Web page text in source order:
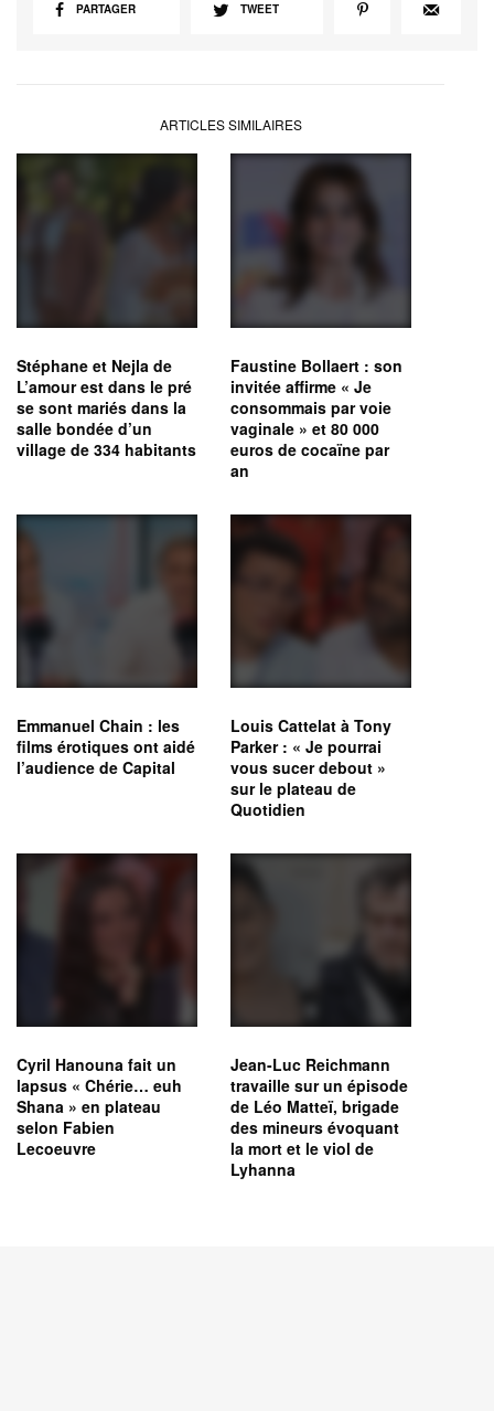
PARTAGER TWEET
ARTICLES SIMILAIRES
Stéphane et Nejla de
L’amour est dans le pré
se sont mariés dans la
salle bondée d’un
village de 334 habitants
Faustine Bollaert : son
invitée affirme « Je
consommais par voie
vaginale » et 80 000
euros de cocaïne par
an
Emmanuel Chain : les
films érotiques ont aidé
l’audience de Capital
Louis Cattelat à Tony
Parker : « Je pourrai
vous sucer debout »
sur le plateau de
Quotidien
Cyril Hanouna fait un
lapsus « Chérie… euh
Shana » en plateau
selon Fabien
Lecoeuvre
Jean-Luc Reichmann
travaille sur un épisode
de Léo Matteï, brigade
des mineurs évoquant
la mort et le viol de
Lyhanna